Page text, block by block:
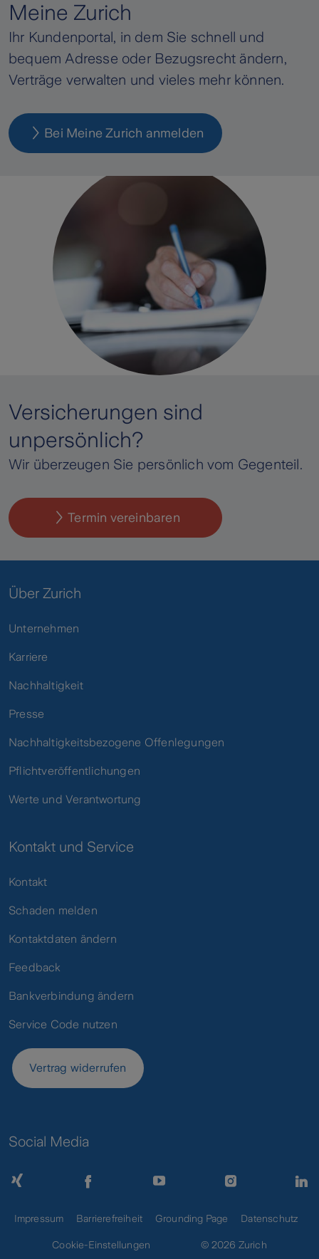
Meine Zurich
Ihr Kundenportal, in dem Sie schnell und
bequem Adresse oder Bezugsrecht ändern,
Verträge verwalten und vieles mehr können.
Bei Meine Zurich anmelden
Versicherungen sind
unpersönlich?
Wir überzeugen Sie persönlich vom Gegenteil.
Termin vereinbaren
Über Zurich
Unternehmen
Karriere
Nachhaltigkeit
Presse
Nachhaltigkeitsbezogene Offenlegungen
Pflichtveröffentlichungen
Werte und Verantwortung
Kontakt und Service
Kontakt
Schaden melden
Kontaktdaten ändern
Feedback
Bankverbindung ändern
Service Code nutzen
Vertrag widerrufen
Social Media
Impressum Barrierefreiheit Grounding Page Datenschutz
Cookie-Einstellungen © 2026 Zurich